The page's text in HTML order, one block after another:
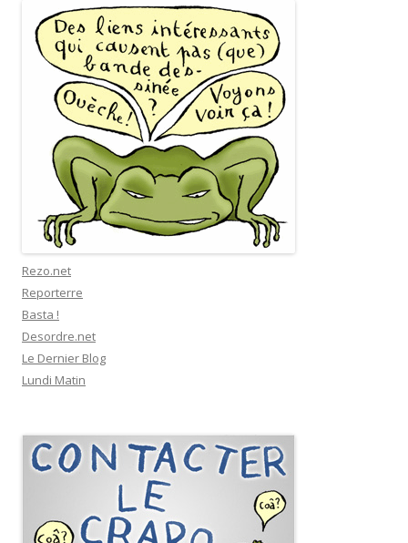
Rezo.net
Reporterre
Basta !
Desordre.net
Le Dernier Blog
Lundi Matin